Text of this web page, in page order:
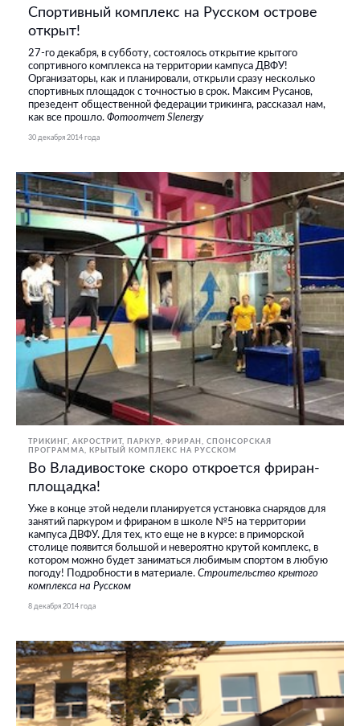
Спортивный комплекс на Русском острове
открыт!
27-го декабря, в субботу, состоялось открытие крытого
сопртивного комплекса на территории кампуса ДВФУ!
Организаторы, как и планировали, открыли сразу несколько
спортивных площадок с точностью в срок. Максим Русанов,
презедент общественной федерации трикинга, рассказал нам,
как все прошло. Фотоотчет Slenergy
30 декабря 2014 года
ТРИКИНГ, АКРОСТРИТ, ПАРКУР, ФРИРАН
СПОНСОРСКАЯ
ПРОГРАММА
КРЫТЫЙ КОМПЛЕКС НА РУССКОМ
Во Владивостоке скоро откроется фриран-
площадка!
Уже в конце этой недели планируется установка снарядов для
занятий паркуром и фрираном в школе №5 на территории
кампуса ДВФУ. Для тех, кто еще не в курсе: в приморской
столице появится большой и невероятно крутой комплекс, в
котором можно будет заниматься любимым спортом в любую
погоду! Подробности в материале. Строительство крытого
комплекса на Русском
8 декабря 2014 года